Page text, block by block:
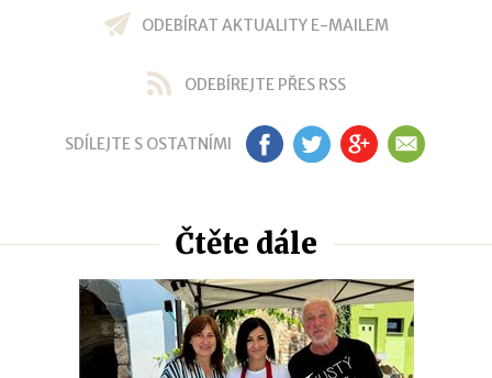
ODEBÍRAT AKTUALITY E-MAILEM
ODEBÍREJTE PŘES RSS
SDÍLEJTE S OSTATNÍMI FB TW GP EM
Čtěte dále